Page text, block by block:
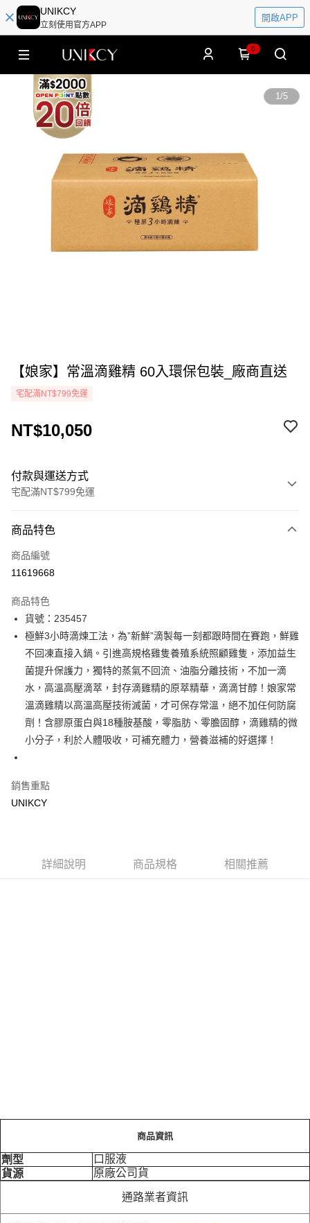
UNIKCY
立刻使用官方APP
開啟APP
0
1/5
【娘家】常溫滴雞精 60入環保包裝_廠商直送
宅配滿NT$799免運
NT$10,050
付款與運送方式
宅配滿NT$799免運
icash Pay
信用卡一次付款
Apple Pay
街口支付
悠遊付
Google Pay
運送方式
商品特色
商品編號
11619668
商品特色
貨號：235457
極鮮3小時滴煉工法，為”新鮮”滴製每一刻都跟時間在賽跑，鮮雞
不回凍直接入鍋。引進高規格雞隻養殖系統照顧雞隻，添加益生
菌提升保護力，獨特的蒸氣不回流、油脂分離技術，不加一滴
水，高溫高壓滴萃，封存滴雞精的原萃精華，滴滴甘醇！娘家常
溫滴雞精以高溫高壓技術滅菌，才可保存常溫，絕不加任何防腐
劑！含膠原蛋白與18種胺基酸，零脂肪、零膽固醇，滴雞精的微
小分子，利於人體吸收，可補充體力，營養滋補的好選擇！
銷售重點
UNIKCY
詳細說明 商品規格 相關推薦
商品資訊
劑型
口服液
貨源
原廠公司貨
通路業者資訊